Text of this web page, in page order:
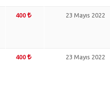
400 23 Mayıs 2022
400 23 Mayıs 2022